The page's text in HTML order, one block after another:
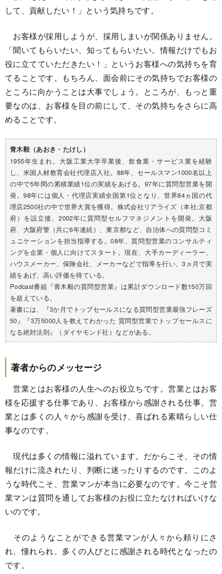
して、貢献したい！」という気持ちです。
お客様が採用しようが、採用しまいが関係ありません。
「聞いてもらいたい、知ってもらいたい。情報だけでもお
役に立てていただきたい！」というお客様への気持ちを育
てることです。もちろん、面会前にその気持ちでお客様の
ところに向かうことは大事でしょう。ところが、もっと重
要なのは、お客様を目の前にして、その気持ちをさらに高
めることです。
青木毅（あおき・たけし）
1955年生まれ。大阪工業大学卒業後、飲食業・サービス業を経験
し、米国人材教育会社代理店入社。88年、セールスマン1000名以上
の中で5年間の累積業績1位の実績をあげる。97年に質問型営業を開
発。98年には個人・代理店実績全国第1位となり、世界84ヵ国の代
理店2500社の中で世界大賞を獲得。株式会社リアライズ（本社:京都
府）を設立後、2002年に質問型セルフマネジメントを開発。大阪
府、大阪府警（共に6年連続）、東京都など、自治体への質問型コミ
ュニケーションを担当指導する。08年、質問型営業のコンサルティ
ングを企業・個人に向けてスタート。現在、大手カーディーラー、
ハウスメーカー、保険会社、メーカーなどで指導を行い、3ヵ月で実
績をあげ、高い評価を得ている。
Podcast番組『青木毅の質問型営業』は累計ダウンロード数150万回
を超えている。
著書には、『3か月でトップセールスになる質問型営業最強フレーズ
50』『3万5000人を教えてわかった 質問型営業でトップセールスに
なる絶対法則』（ダイヤモンド社）などがある。
著者からのメッセージ
営業とはお客様の人生へのお役立ちです。営業とはお客
様を応援する仕事であり、お客様から感謝される仕事。営
業とは多くの人々から感謝を受け、喜ばれる素晴らしい仕
事なのです。
現代は多くの情報に溢れています。だからこそ、その情
報だけに流されたり、判断に迷ったりするのです。このよ
うな時代こそ、営業マンが本当に必要なのです。今こそ営
業マンは質問を通してお客様のお役に立たなければいけな
いのです。
そのようなことができる営業マンが人々から頼りにさ
れ、憧れられ、多くの人びとに感謝される時代となったの
です。